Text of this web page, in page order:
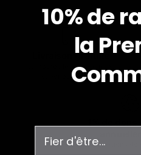
Livraison gratuite
sur toutes les commandes
supérieures à 99$
aux associations de
10% de
la
enquête